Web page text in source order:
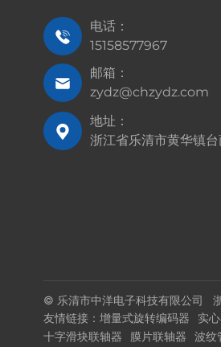
电话：
15158577967
邮箱：
zydz@chzydz.com
地址：
浙江省乐清市黄华镇
© 乐清市中洋电子科技有限公司
友情链接： 增量式旋转编码器 实
十字滑块联轴器
膜片联轴器 波纹